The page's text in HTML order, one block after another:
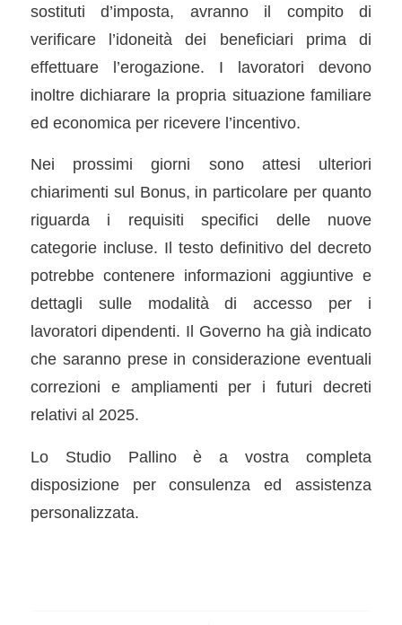
sostituti d’imposta, avranno il compito di
verificare l’idoneità dei beneficiari prima di
effettuare l’erogazione. I lavoratori devono
inoltre dichiarare la propria situazione familiare
ed economica per ricevere l’incentivo.
Nei prossimi giorni sono attesi ulteriori
chiarimenti sul Bonus, in particolare per quanto
riguarda i requisiti specifici delle nuove
categorie incluse. Il testo definitivo del decreto
potrebbe contenere informazioni aggiuntive e
dettagli sulle modalità di accesso per i
lavoratori dipendenti. Il Governo ha già indicato
che saranno prese in considerazione eventuali
correzioni e ampliamenti per i futuri decreti
relativi al 2025.
Lo Studio Pallino è a vostra completa
disposizione per consulenza ed assistenza
personalizzata.